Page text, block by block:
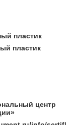
пластик
пластик
центр